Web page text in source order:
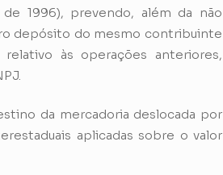
1996), prevendo, além da não
depósito do mesmo contribuinte
às operações anteriores,
da mercadoria deslocada por
aplicadas sobre o valor